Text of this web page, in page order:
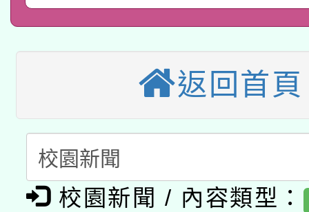
招甄選結果公告(無人
適應運動共學行動站研
本館辦理115年度閱讀
暨閱讀推動專業研習
科技賦能─人工智慧
礎課程
A3數位素養講師名單
「數位內容與教學軟體
pilot」
有關大陸委員會函釋公
返回首頁
校園新聞 / 內容類型：